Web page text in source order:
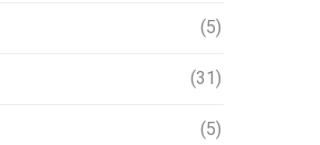
(5)
(31)
(5)